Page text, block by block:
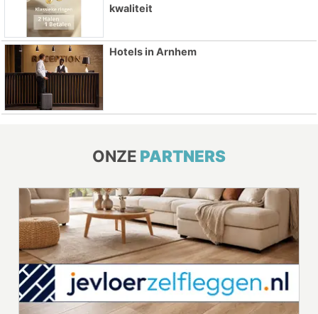
kwaliteit
Hotels in Arnhem
ONZE PARTNERS